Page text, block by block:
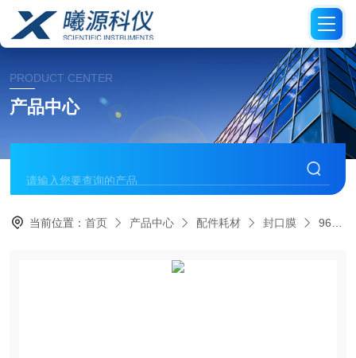
PRODUCT CENTER
产品中心
当前位置：首页 产品中心 配件耗材 封口膜 961201方孔微孔板密封膜